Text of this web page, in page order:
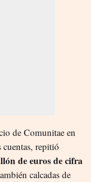
de Comunitae en
cuentas, repitió
de euros de cifra
calcadas de